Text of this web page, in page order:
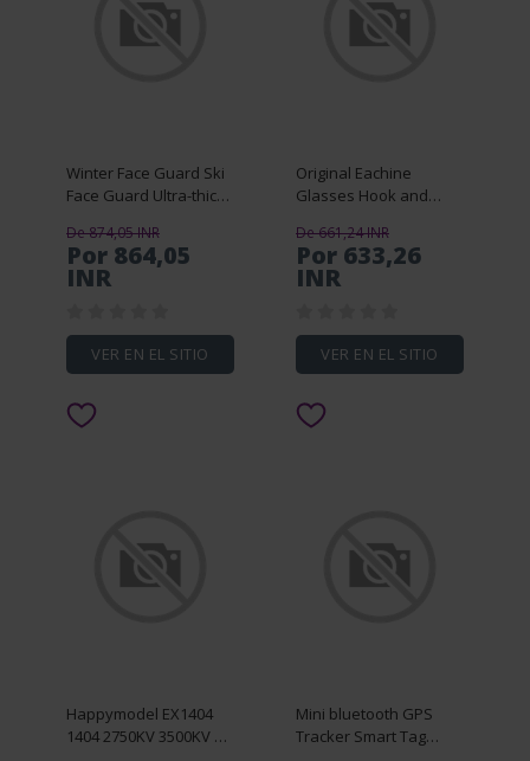
Winter Face Guard Ski
Face Guard Ultra-thick
Guard Balaclava Super
Soft Sweat Absorption
for Cycling
De 874,05 INR
Por 864,05
INR
VER EN EL SITIO
Original Eachine
Glasses Hook and
Eachine EV300D FPV
Goggles
De 661,24 INR
Por 633,26
INR
VER EN EL SITIO
Happymodel EX1404
1404 2750KV 3500KV 3-
Mini bluetooth GPS
Tracker Smart Tag